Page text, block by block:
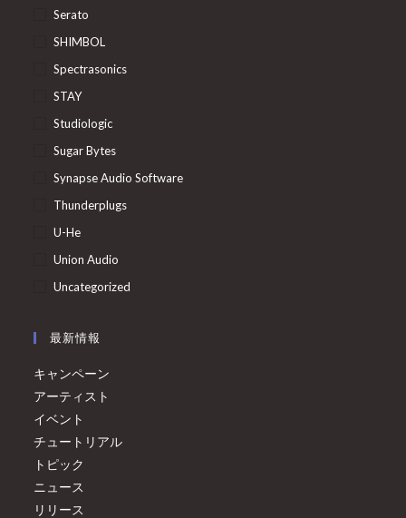
Serato
SHIMBOL
Spectrasonics
STAY
Studiologic
Sugar Bytes
Synapse Audio Software
Thunderplugs
U-He
Union Audio
Uncategorized
最新情報
キャンペーン
アーティスト
イベント
チュートリアル
トピック
ニュース
リリース